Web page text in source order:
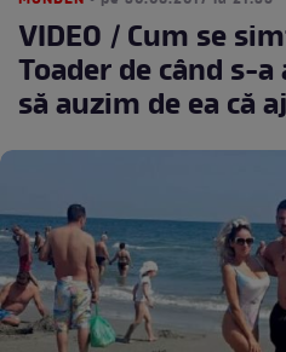
VIDEO / Cum se
Toader de când s-a
să auzim de ea că